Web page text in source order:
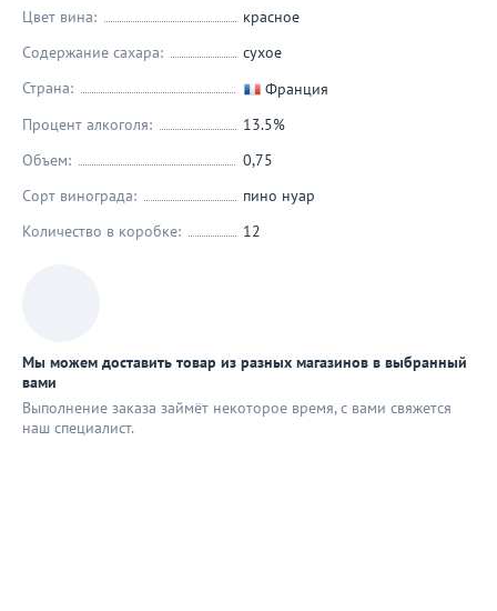
Цвет вина:
красное
Содержание сахара:
сухое
Страна:
Франция
Процент алкоголя:
13.5%
Объем:
0,75
Сорт винограда:
пино нуар
Количество в коробке:
12
Мы можем доставить товар из разных магазинов в выбранный
вами
Выполнение заказа займёт некоторое время, с вами свяжется
наш специaлист.